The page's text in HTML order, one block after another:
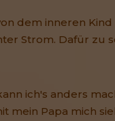
dem inneren
Strom. Dafür zu
ich's anders
mein Papa mich